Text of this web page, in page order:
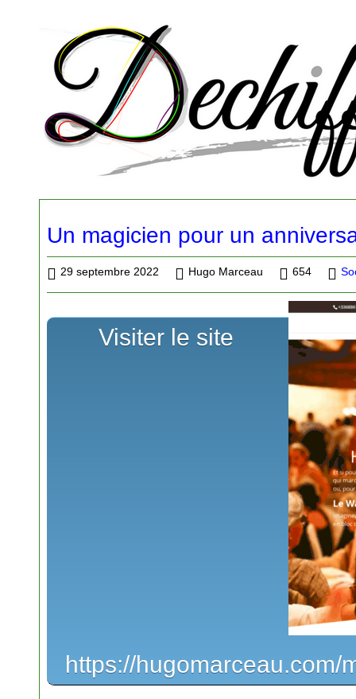
Un magicien pour un
29 septembre 2022 Hugo Marceau 654
Visiter le site
https://hugomarceau.com/